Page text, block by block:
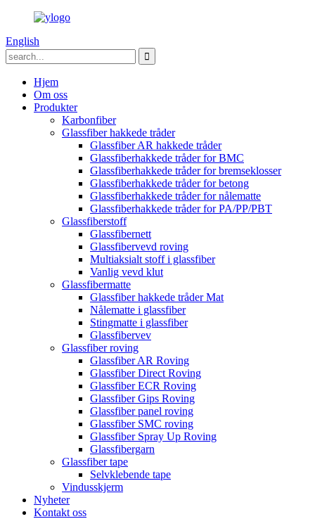
English
Hjem
Om oss
Produkter
Karbonfiber
Glassfiber hakkede tråder
Glassfiber AR hakkede tråder
Glassfiberhakkede tråder for BMC
Glassfiberhakkede tråder for bremseklosser
Glassfiberhakkede tråder for betong
Glassfiberhakkede tråder for nålematte
Glassfiberhakkede tråder for PA/PP/PBT
Glassfiberstoff
Glassfibernett
Glassfibervevd roving
Multiaksialt stoff i glassfiber
Vanlig vevd klut
Glassfibermatte
Glassfiber hakkede tråder Mat
Nålematte i glassfiber
Stingmatte i glassfiber
Glassfibervev
Glassfiber roving
Glassfiber AR Roving
Glassfiber Direct Roving
Glassfiber ECR Roving
Glassfiber Gips Roving
Glassfiber panel roving
Glassfiber SMC roving
Glassfiber Spray Up Roving
Glassfibergarn
Glassfiber tape
Selvklebende tape
Vindusskjerm
Nyheter
Kontakt oss